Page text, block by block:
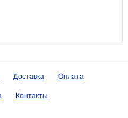
Доставка Оплата
Контакты